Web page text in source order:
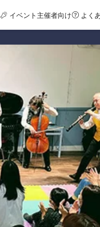
イベント主催者向け よく